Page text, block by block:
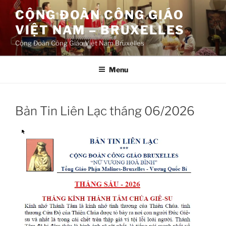
Aller
contenu
principal
CỘNG ĐOÀN CÔNG GIÁO
VIỆT NAM – BRUXELLES
Cộng Đoàn Công Giáo Việt Nam Bruxelles
Menu
Bản Tin Liên Lạc tháng 06/2026